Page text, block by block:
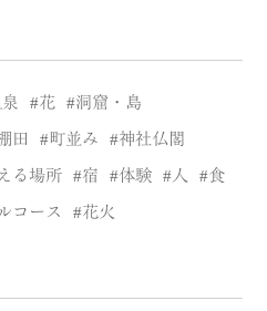
花 洞窟・島
田 町並み 神社仏閣
る場所 宿 体験 人 食
コース 花火